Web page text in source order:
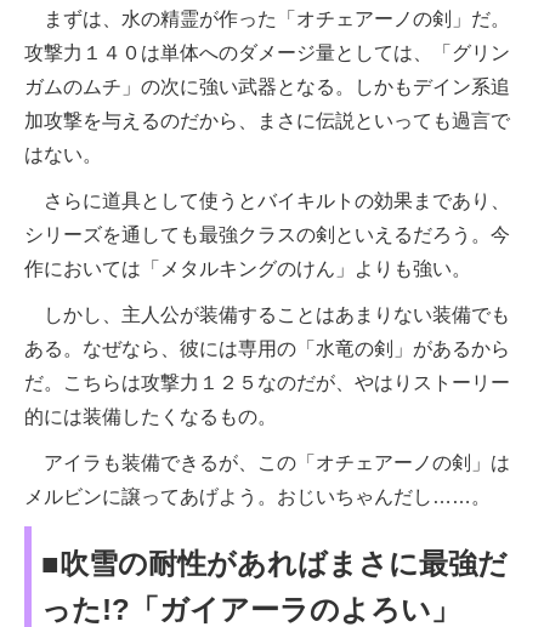
まずは、水の精霊が作った「オチェアーノの剣」だ。
攻撃力１４０は単体へのダメージ量としては、「グリン
ガムのムチ」の次に強い武器となる。しかもデイン系追
加攻撃を与えるのだから、まさに伝説といっても過言で
はない。
さらに道具として使うとバイキルトの効果まであり、
シリーズを通しても最強クラスの剣といえるだろう。今
作においては「メタルキングのけん」よりも強い。
しかし、主人公が装備することはあまりない装備でも
ある。なぜなら、彼には専用の「水竜の剣」があるから
だ。こちらは攻撃力１２５なのだが、やはりストーリー
的には装備したくなるもの。
アイラも装備できるが、この「オチェアーノの剣」は
メルビンに譲ってあげよう。おじいちゃんだし……。
■吹雪の耐性があればまさに最強だ
った!?「ガイアーラのよろい」